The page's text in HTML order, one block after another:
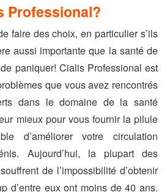
Professional?
faire des choix, en particulier s’ils
aussi importante que la santé de
paniquer! Cialis Professional est
que vous avez rencontrés
dans le domaine de la santé
mieux pour vous fournir la pilule
d’améliorer votre circulation
Aujourd’hui, la plupart des
de l’impossibilité d’obtenir
d’entre eux ont moins de 40 ans.